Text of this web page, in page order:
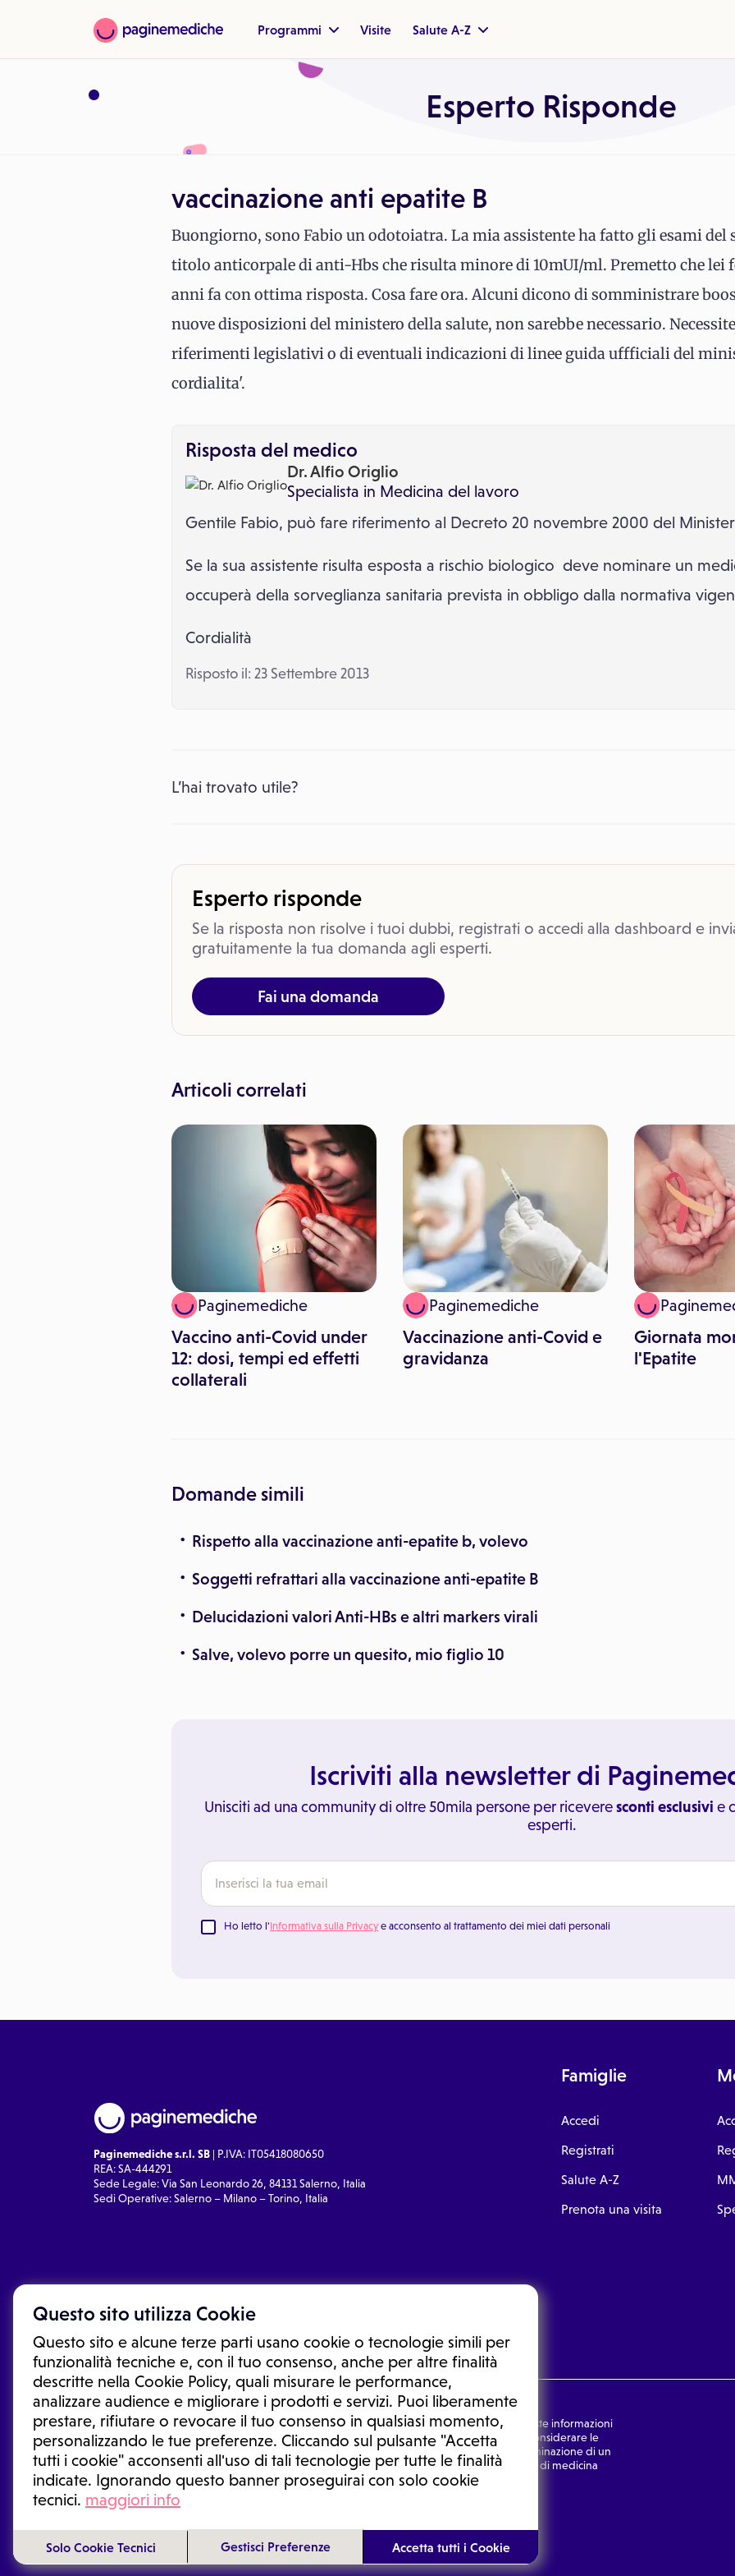
Questo sito utilizza Cookie
Questo sito e alcune terze parti usano cookie o tecnologie simili per
funzionalità tecniche e, con il tuo consenso, anche per altre finalità
descritte nella Cookie Policy, quali misurare le performance,
analizzare audience e migliorare i prodotti e servizi. Puoi liberamente
prestare, rifiutare o revocare il tuo consenso in qualsiasi momento,
personalizzando le tue preferenze. Cliccando sul pulsante "Accetta
tutti i cookie" acconsenti all'uso di tali tecnologie per tutte le finalità
indicate. Ignorando questo banner proseguirai con solo cookie
tecnici. maggiori info
Solo Cookie Tecnici Gestisci Preferenze Accetta tutti i Cookie
Programmi Visite Salute A-Z
Esperto Risponde
vaccinazione anti epatite B
Buongiorno, sono Fabio un odotoiatra. La mia assistente ha fatto gli esami del
titolo anticorpale di anti-Hbs che risulta minore di 10mUI/ml. Premetto che lei
anni fa con ottima risposta. Cosa fare ora. Alcuni dicono di somministrare
nuove disposizioni del ministero della salute, non sarebbe necessario.
riferimenti legislativi o di eventuali indicazioni di linee guida uffficiali del
cordialita'.
Risposta del medico
Dr. Alfio Origlio
Specialista in Medicina del lavoro
Gentile Fabio, può fare riferimento al Decreto 20 novembre 2000 del
Se la sua assistente risulta esposta a rischio biologico deve nominare un
occuperà della sorveglianza sanitaria prevista in obbligo dalla normativa
Cordialità
Risposto il: 23 Settembre 2013
L’hai trovato utile?
Esperto risponde
Se la risposta non risolve i tuoi dubbi, registrati o accedi alla dashboard e
gratuitamente la tua domanda agli esperti.
Fai una domanda
Articoli correlati
Paginemediche
Vaccino anti-Covid under
12: dosi, tempi ed effetti
collaterali
Paginemediche
Vaccinazione anti-Covid e
gravidanza
Giornata
l'Epatite
Domande simili
Rispetto alla vaccinazione anti-epatite b, volevo
Soggetti refrattari alla vaccinazione anti-epatite B
Delucidazioni valori Anti-HBs e altri markers virali
Salve, volevo porre un quesito, mio figlio 10
Iscriviti alla newsletter di
Unisciti ad una community di oltre 50mila persone per riceveresconti esclusivi e
esperti.
Ho letto l'Informativa sulla Privacy e acconsento al trattamento dei miei dati personali
Paginemediche s.r.l. SB | P.IVA: IT05418080650
REA: SA-444291
Sede Legale: Via San Leonardo 26, 84131 Salerno, Italia
Sedi Operative: Salerno – Milano – Torino, Italia
Famiglie
Accedi
Registrati
Salute A-Z
Prenota una visita
Le informazioni proposte in questo sito non sono un consulto medico. In nessun caso, queste informazioni
sostituiscono un consulto, una visita o una diagnosi formulata dal medico. Non si devono considerare le
informazioni disponibili come suggerimenti per la formulazione di una diagnosi, la determinazione di un
trattamento o l'assunzione o sospensione di un farmaco senza prima consultare un medico di medicina
generale o uno specialista.
Condizioni di utilizzo